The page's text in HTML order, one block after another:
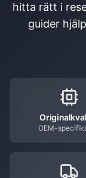
hitta rätt i
guider
OEM-